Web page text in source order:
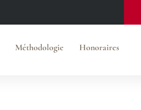
Méthodologie Honoraires